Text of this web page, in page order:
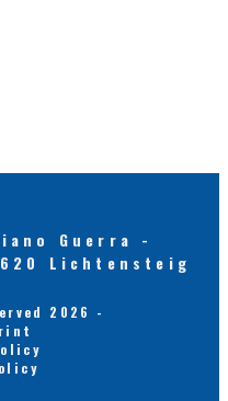
Guerra -
Lichtensteig
2026 -